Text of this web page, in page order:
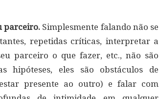
parceiro. Simplesmente falando não se
repetidas críticas, interpretar a
parceiro o que fazer, etc., não são
hipóteses, eles são obstáculos de
presente ao outro) e falar com